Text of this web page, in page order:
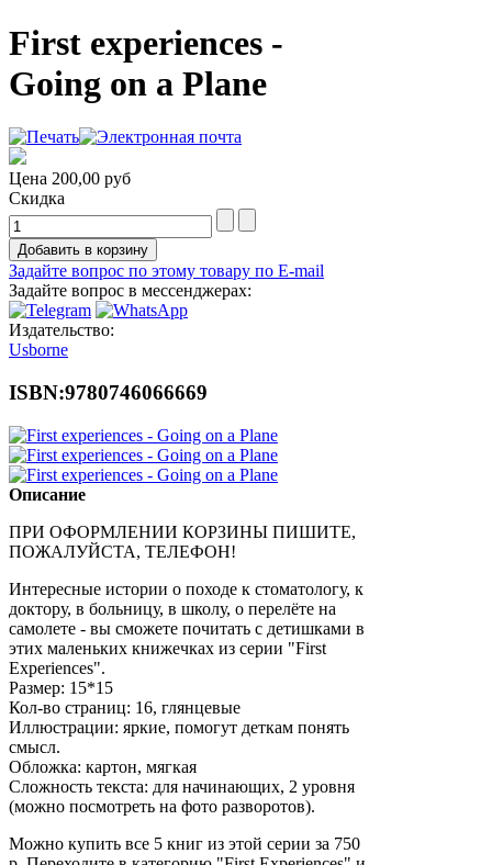
First experiences -
Going on a Plane
Цена 200,00 руб
Скидка
Задайте вопрос по этому товару по E-mail
Задайте вопрос в мессенджерах:
Издательство:
Usborne
ISBN:9780746066669
Описание
ПРИ ОФОРМЛЕНИИ КОРЗИНЫ ПИШИТЕ,
ПОЖАЛУЙСТА, ТЕЛЕФОН!
Интересные истории о походе к стоматологу, к
доктору, в больницу, в школу, о перелёте на
самолете - вы сможете почитать с детишками в
этих маленьких книжечках из серии "First
Experiences".
Размер: 15*15
Кол-во страниц: 16, глянцевые
Иллюстрации: яркие, помогут деткам понять
смысл.
Обложка: картон, мягкая
Сложность текста: для начинающих, 2 уровня
(можно посмотреть на фото разворотов).
Можно купить все 5 книг из этой серии за 750